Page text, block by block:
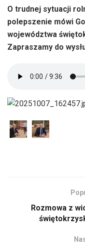
O trudnej sytuacji
polepszenie mówi
województwa
Zapraszamy do
Rozmowa z